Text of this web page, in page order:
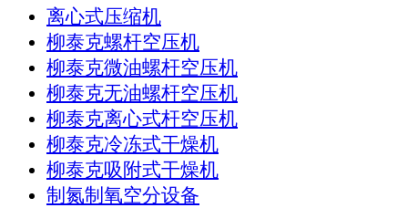
离心式压缩机
柳泰克螺杆空压机
柳泰克微油螺杆空压机
柳泰克无油螺杆空压机
柳泰克离心式杆空压机
柳泰克冷冻式干燥机
柳泰克吸附式干燥机
制氮制氧空分设备